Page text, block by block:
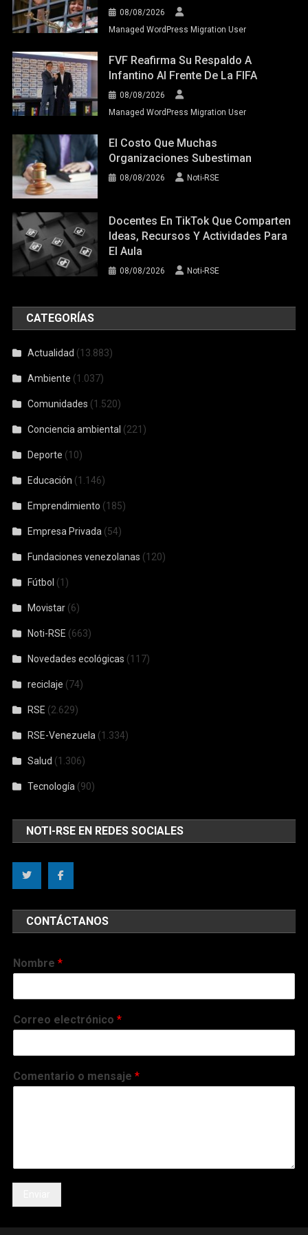
08/08/2026
Managed WordPress Migration User
FVF Reafirma Su Respaldo A
Infantino Al Frente De La FIFA
08/08/2026
Managed WordPress Migration User
El Costo Que Muchas
Organizaciones Subestiman
08/08/2026 Noti-RSE
Docentes En TikTok Que Comparten
Ideas, Recursos Y Actividades Para
El Aula
08/08/2026 Noti-RSE
CATEGORÍAS
Actualidad (13.883)
Ambiente (1.037)
Comunidades (1.520)
Conciencia ambiental (221)
Deporte (10)
Educación (1.146)
Emprendimiento (185)
Empresa Privada (54)
Fundaciones venezolanas (120)
Fútbol (1)
Movistar (6)
Noti-RSE (663)
Novedades ecológicas (117)
reciclaje (74)
RSE (2.629)
RSE-Venezuela (1.334)
Salud (1.306)
Tecnología (90)
NOTI-RSE EN REDES SOCIALES
CONTÁCTANOS
Nombre*
Correo electrónico*
Comentario o mensaje*